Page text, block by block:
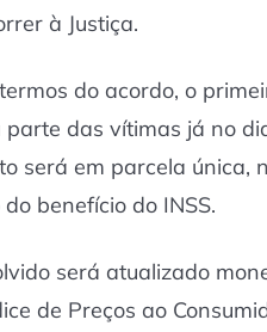
à Justiça.
do acordo, o
das vítimas já no
será em parcela única,
benefício do INSS.
será atualizado
de Preços ao